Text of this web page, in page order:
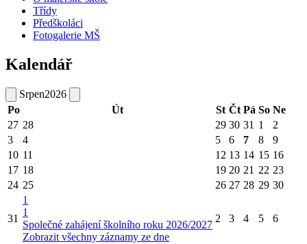
Třídy
Předškoláci
Fotogalerie MŠ
Kalendář
Srpen2026
Po
Út St Čt Pá So Ne
27 28 29 30 31 1
2
3
4 5 6 7 8
9
10 11 12 13 14 15 16
17 18 19 20 21 22 23
24 25 26 27 28 29 30
31
1
1
Společné zahájení školního roku 2026/2027
Zobrazit všechny záznamy ze dne
2 3 4 5 6